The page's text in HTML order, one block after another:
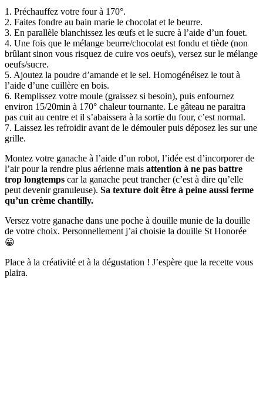
1. Préchauffez votre four à 170°.
2. Faites fondre au bain marie le chocolat et le beurre.
3. En parallèle blanchissez les œufs et le sucre à l’aide d’un fouet.
4. Une fois que le mélange beurre/chocolat est fondu et tiède (non
brûlant sinon vous risquez de cuire vos oeufs), versez sur le mélange
oeufs/sucre.
5. Ajoutez la poudre d’amande et le sel. Homogénéisez le tout à
l’aide d’une cuillère en bois.
6. Remplissez votre moule (graissez si besoin), puis enfournez
environ 15/20min à 170° chaleur tournante. Le gâteau ne paraitra
pas cuit au centre et il s’abaissera à la sortie du four, c’est normal.
7. Laissez les refroidir avant de le démouler puis déposez les sur une
grille.
Montez votre ganache à l’aide d’un robot, l’idée est d’incorporer de
l’air pour la rendre plus aérienne mais attention à ne pas battre
trop longtemps car la ganache peut trancher (c’est à dire qu’elle
peut devenir granuleuse). Sa texture doit être à peine aussi ferme
qu’un crème chantilly.
Versez votre ganache dans une poche à douille munie de la douille
de votre choix. Personnellement j’ai choisie la douille St Honorée
😀
Place à la créativité et à la dégustation ! J’espère que la recette vous
plaira.